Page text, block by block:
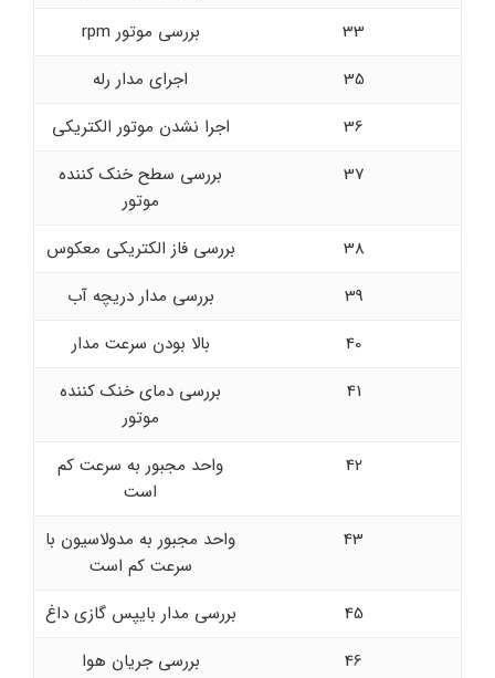
33
بررسی موتور rpm
35
اجرای مدار رله
36
اجرا نشدن موتور الکتریکی
37
بررسی سطح خنک کننده
موتور
38
بررسی فاز الکتریکی معکوس
39
بررسی مدار دریچه آب
40
بالا بودن سرعت مدار
41
بررسی دمای خنک کننده
موتور
42
واحد مجبور به سرعت کم
است
43
واحد مجبور به مدولاسیون با
سرعت کم است
45
بررسی مدار بایپس گازی داغ
46
بررسی جریان هوا